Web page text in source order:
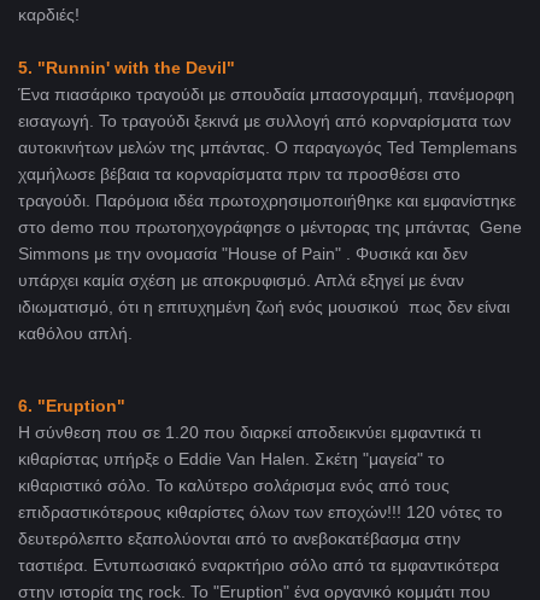
καρδιές!
5. "Runnin' with the Devil"
Ένα πιασάρικο τραγούδι με σπουδαία μπασογραμμή, πανέμορφη
εισαγωγή. Το τραγούδι ξεκινά με συλλογή από κορναρίσματα των
αυτοκινήτων μελών της μπάντας. Ο παραγωγός Ted Templemans
χαμήλωσε βέβαια τα κορναρίσματα πριν τα προσθέσει στο
τραγούδι. Παρόμοια ιδέα πρωτοχρησιμοποιήθηκε και εμφανίστηκε
στο demo που πρωτοηχογράφησε ο μέντορας της μπάντας Gene
Simmons με την ονομασία "House of Pain" . Φυσικά και δεν
υπάρχει καμία σχέση με αποκρυφισμό. Απλά εξηγεί με έναν
ιδιωματισμό, ότι η επιτυχημένη ζωή ενός μουσικού πως δεν είναι
καθόλου απλή.
6. "Eruption"
Η σύνθεση που σε 1.20 που διαρκεί αποδεικνύει εμφαντικά τι
κιθαρίστας υπήρξε ο Eddie Van Halen. Σκέτη "μαγεία" το
κιθαριστικό σόλο. Το καλύτερο σολάρισμα ενός από τους
επιδραστικότερους κιθαρίστες όλων των εποχών!!! 120 νότες το
δευτερόλεπτο εξαπολύονται από το ανεβοκατέβασμα στην
ταστιέρα. Εντυπωσιακό εναρκτήριο σόλο από τα εμφαντικότερα
στην ιστορία της rock. Το "Eruption" ένα οργανικό κομμάτι που